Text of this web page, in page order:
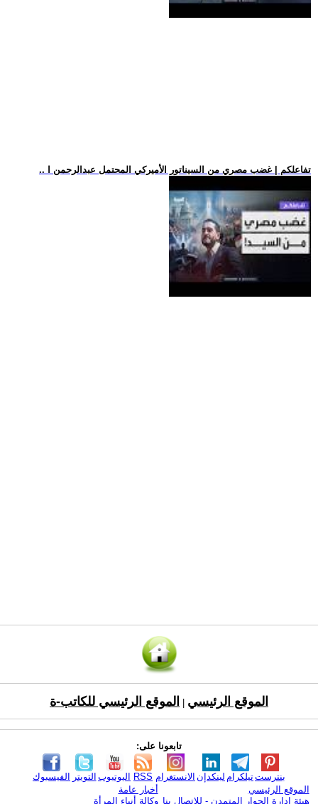
.. تفاعلكم | غضب مصري من السيناتور الأميركي المحتمل عبدالرحمن ا
الموقع الرئيسي الموقع الرئيسي للكاتب-ة
تابعونا على:
الفيسبوك التويتر اليوتيوب RSS الانستغرام لينكدإن تيلكرامبنترست
الموقع الرئيسي
هيئة ادارة الحوار المتمدن - للإتصال بنا
أخبار عامة
وكالة أنباء المرأة